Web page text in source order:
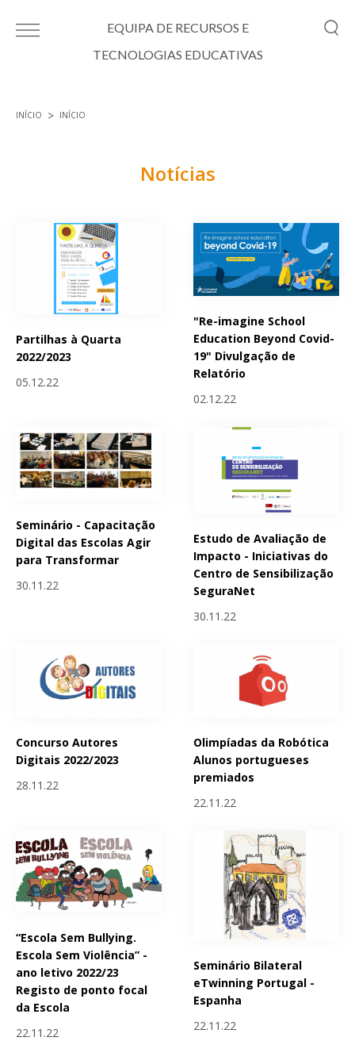
EQUIPA DE RECURSOS E
TECNOLOGIAS EDUCATIVAS
INÍCIO INÍCIO
Notícias
Partilhas à Quarta
2022/2023
05.12.22
"Re-imagine School
Education Beyond Covid-
19" Divulgação de
Relatório
02.12.22
Seminário - Capacitação
Digital das Escolas Agir
para Transformar
30.11.22
Estudo de Avaliação de
Impacto - Iniciativas do
Centro de Sensibilização
SeguraNet
30.11.22
Concurso Autores
Digitais 2022/2023
28.11.22
Olimpíadas da Robótica
Alunos portugueses
premiados
22.11.22
“Escola Sem Bullying.
Escola Sem Violência” -
ano letivo 2022/23
Registo de ponto focal
da Escola
22.11.22
Seminário Bilateral
eTwinning Portugal -
Espanha
22.11.22
Páginas